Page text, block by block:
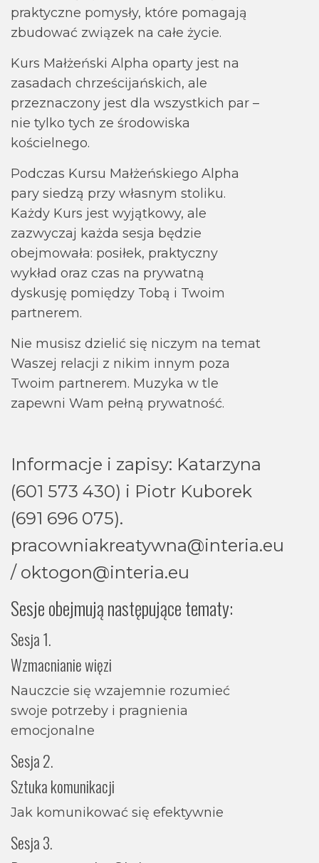
praktyczne pomysły, które pomagają
zbudować związek na całe życie.
Kurs Małżeński Alpha oparty jest na
zasadach chrześcijańskich, ale
przeznaczony jest dla wszystkich par –
nie tylko tych ze środowiska
kościelnego.
Podczas Kursu Małżeńskiego Alpha
pary siedzą przy własnym stoliku.
Każdy Kurs jest wyjątkowy, ale
zazwyczaj każda sesja będzie
obejmowała: posiłek, praktyczny
wykład oraz czas na prywatną
dyskusję pomiędzy Tobą i Twoim
partnerem.
Nie musisz dzielić się niczym na temat
Waszej relacji z nikim innym poza
Twoim partnerem. Muzyka w tle
zapewni Wam pełną prywatność.
Informacje i zapisy: Katarzyna
(601 573 430) i Piotr Kuborek
(691 696 075).
pracowniakreatywna@interia.eu
/ oktogon@interia.eu
Sesje obejmują następujące tematy:
Sesja 1.
Wzmacnianie więzi
Nauczcie się wzajemnie rozumieć
swoje potrzeby i pragnienia
emocjonalne
Sesja 2.
Sztuka komunikacji
Jak komunikować się efektywnie
Sesja 3.